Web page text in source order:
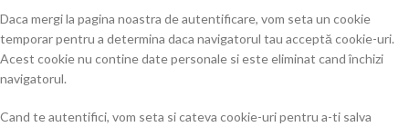
Daca mergi la pagina noastra de autentificare, vom seta un cookie
temporar pentru a determina daca navigatorul tau acceptă cookie-uri.
Acest cookie nu contine date personale si este eliminat cand închizi
navigatorul.
Cand te autentifici, vom seta si cateva cookie-uri pentru a-ti salva